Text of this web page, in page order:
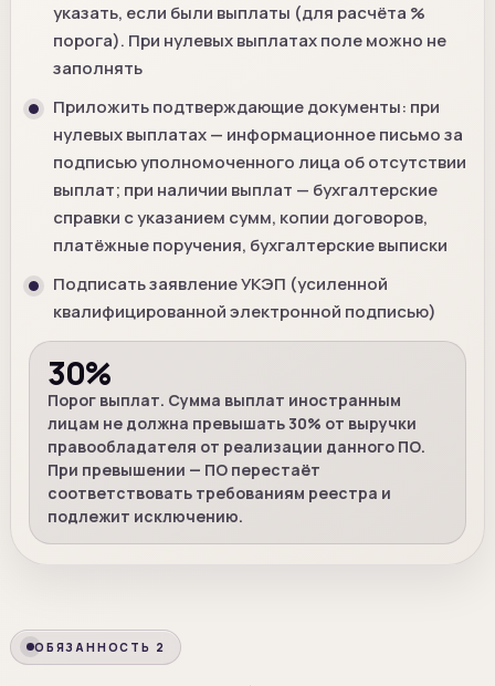
указать, если были выплаты (для расчёта %
порога). При нулевых выплатах поле можно не
заполнять
Приложить подтверждающие документы: при
нулевых выплатах — информационное письмо за
подписью уполномоченного лица об отсутствии
выплат; при наличии выплат — бухгалтерские
справки с указанием сумм, копии договоров,
платёжные поручения, бухгалтерские выписки
Подписать заявление УКЭП (усиленной
квалифицированной электронной подписью)
30%
Порог выплат. Сумма выплат иностранным
лицам не должна превышать 30% от выручки
правообладателя от реализации данного ПО.
При превышении — ПО перестаёт
соответствовать требованиям реестра и
подлежит исключению.
ОБЯЗАННОСТЬ 2